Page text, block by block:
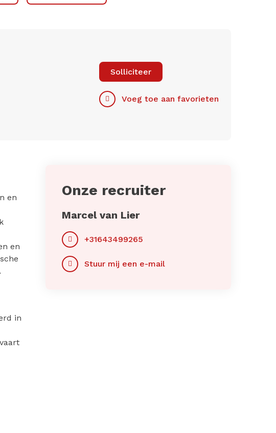
Solliciteer
Voeg toe aan favorieten
en
en
in
Onze recruiter
Marcel van Lier
+31643499265
Stuur mij een e-mail